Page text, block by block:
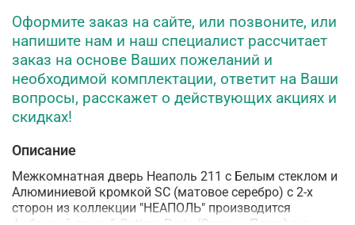
Оформите заказ на сайте, или позвоните, или
напишите нам и наш специалист рассчитает
заказ на основе Ваших пожеланий и
необходимой комплектации, ответит на Ваши
вопросы, расскажет о действующих акциях и
скидках!
Описание
Межкомнатная дверь Неаполь 211 с Белым стеклом и
Алюминиевой кромкой SC (матовое серебро) с 2-х
сторон из коллекции "НЕАПОЛЬ" производится